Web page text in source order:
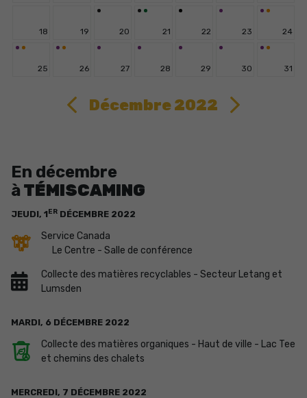
18 19 20 21 22 23 24
25 26 27 28 29 30 31
Décembre 2022
En décembre
à TÉMISCAMING
JEUDI, 1ER DÉCEMBRE 2022
Service Canada
Le Centre - Salle de conférence
Collecte des matières recyclables - Secteur Letang et
Lumsden
MARDI, 6 DÉCEMBRE 2022
Collecte des matières organiques - Haut de ville - Lac Tee
et chemins des chalets
MERCREDI, 7 DÉCEMBRE 2022